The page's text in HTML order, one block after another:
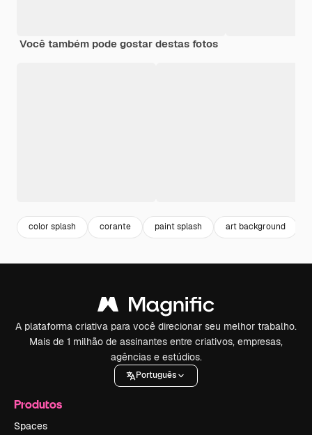
Você também pode gostar destas fotos
color splash corante paint splash art background
A plataforma criativa para você direcionar seu melhor trabalho.
Mais de 1 milhão de assinantes entre criativos, empresas,
agências e estúdios.
Português
Produtos
Spaces